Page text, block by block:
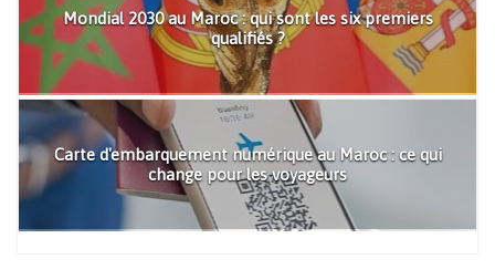
Mondial 2030 au Maroc : qui sont les six premiers
qualifiés ?
Carte d'embarquement numérique au Maroc : ce qui
change pour les voyageurs